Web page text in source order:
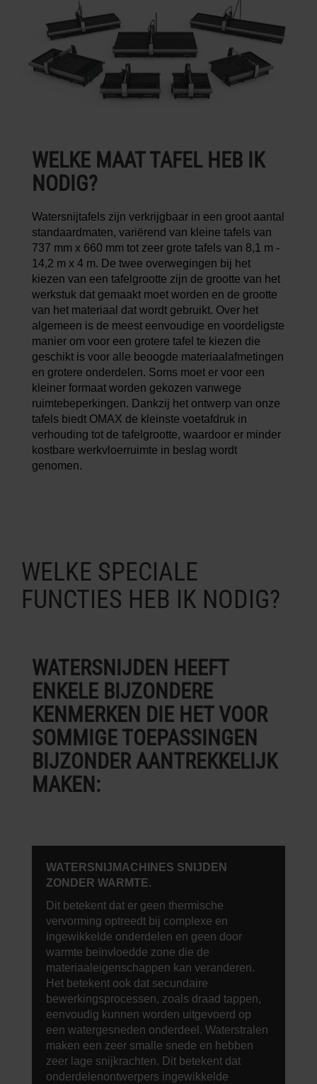
WELKE MAAT TAFEL HEB IK
NODIG?
Watersnijtafels zijn verkrijgbaar in een groot aantal
standaardmaten, variërend van kleine tafels van
737 mm x 660 mm tot zeer grote tafels van 8,1 m -
14,2 m x 4 m. De twee overwegingen bij het
kiezen van een tafelgrootte zijn de grootte van het
werkstuk dat gemaakt moet worden en de grootte
van het materiaal dat wordt gebruikt. Over het
algemeen is de meest eenvoudige en voordeligste
manier om voor een grotere tafel te kiezen die
geschikt is voor alle beoogde materiaalafmetingen
en grotere onderdelen. Soms moet er voor een
kleiner formaat worden gekozen vanwege
ruimtebeperkingen. Dankzij het ontwerp van onze
tafels biedt OMAX de kleinste voetafdruk in
verhouding tot de tafelgrootte, waardoor er minder
kostbare werkvloerruimte in beslag wordt
genomen.
WELKE SPECIALE
FUNCTIES HEB IK NODIG?
WATERSNIJDEN HEEFT
ENKELE BIJZONDERE
KENMERKEN DIE HET VOOR
SOMMIGE TOEPASSINGEN
BIJZONDER AANTREKKELIJK
MAKEN:
WATERSNIJMACHINES SNIJDEN
ZONDER WARMTE.
Dit betekent dat er geen thermische
vervorming optreedt bij complexe en
ingewikkelde onderdelen en geen door
warmte beïnvloedde zone die de
materiaaleigenschappen kan veranderen.
Het betekent ook dat secundaire
bewerkingsprocessen, zoals draad tappen,
eenvoudig kunnen worden uitgevoerd op
een watergesneden onderdeel. Waterstralen
maken een zeer smalle snede en hebben
zeer lage snijkrachten. Dit betekent dat
onderdelenontwerpers ingewikkelde